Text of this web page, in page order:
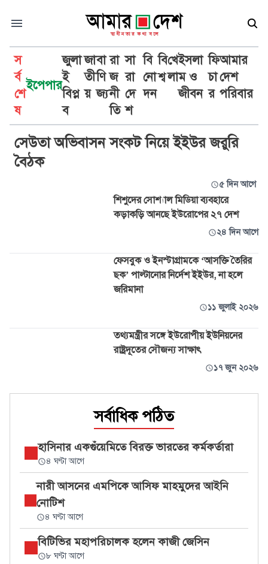
স
র্ব
শে
ষ
ইপেপার
জুলা
ই
বিপ্ল
ব
জা
তী
য়
বা
ণি
জ্য
রা
জ
নী
তি
সা
রা
দে
শ
বি
নো
দন
বি
শ্ব
খে
লা
ইসলা
ম ও
জীবন
ফি
চা
র
আমার
দেশ
পরিবার
ইইউ
সেউতা অভিবাসন সংকট নিয়ে ইইউর জরুরি
বৈঠক
৫ দিন আগে
শিশুদের সোশ্যাল মিডিয়া ব্যবহারে
কড়াকড়ি আনছে ইউরোপের ২৭ দেশ
২৪ দিন আগে
ফেসবুক ও ইনস্টাগ্রামকে ‘আসক্তি তৈরির
ছক’ পাল্টানোর নির্দেশ ইইউর, না হলে
জরিমানা
১১ জুলাই ২০২৬
তথ্যমন্ত্রীর সঙ্গে ইউরোপীয় ইউনিয়নের
রাষ্ট্রদূতের সৌজন্য সাক্ষাৎ
১৭ জুন ২০২৬
সর্বাধিক পঠিত
হাসিনার একগুঁয়েমিতে বিরক্ত ভারতের কর্মকর্তারা
৪ ঘণ্টা আগে
নারী আসনের এমপিকে আসিফ মাহমুদের আইনি
নোটিশ
৪ ঘণ্টা আগে
বিটিভির মহাপরিচালক হলেন কাজী জেসিন
৮ ঘণ্টা আগে